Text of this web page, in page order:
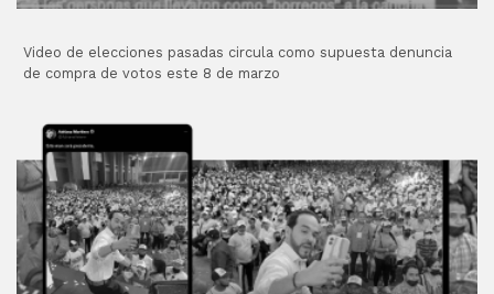
Video de elecciones pasadas circula como supuesta denuncia
de compra de votos este 8 de marzo